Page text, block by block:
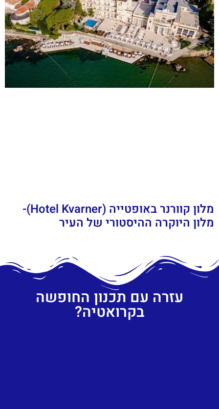
מלון קוורנר באופטייה (Hotel Kvarner)-
מלון היוקרה ההיסטורי של העיר
עזרה עם תכנון החופשה
בקרואטיה?